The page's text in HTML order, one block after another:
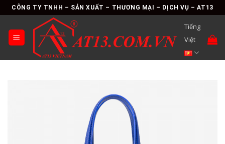
Skip
to
content
CÔNG TY TNHH – SẢN XUẤT – THƯƠNG MẠI – DỊCH VỤ – AT13
Tiếng
Việt